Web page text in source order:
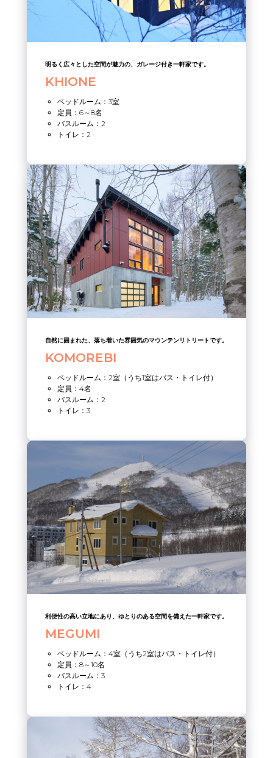
明るく広々とした空間が魅力の、ガレージ付き一軒家です。
KHIONE
ベッドルーム：3室
定員：6～8名
バスルーム：2
トイレ：2
自然に囲まれた、落ち着いた雰囲気のマウンテンリトリートです。
KOMOREBI
ベッドルーム：2室（うち1室はバス・トイレ付）
定員：4名
バスルーム：2
トイレ：3
利便性の高い立地にあり、ゆとりのある空間を備えた一軒家です。
MEGUMI
ベッドルーム：4室（うち2室はバス・トイレ付）
定員：8～10名
バスルーム：3
トイレ：4